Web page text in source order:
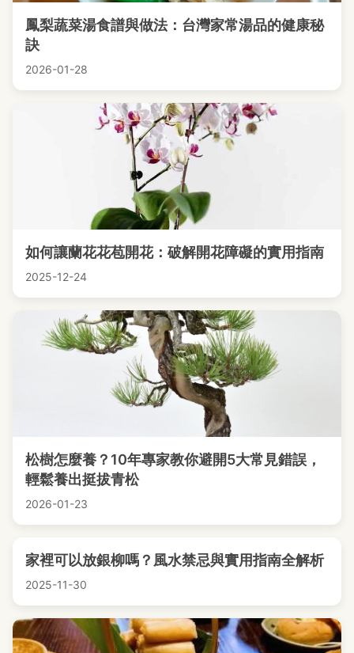
鳳梨蔬菜湯食譜與做法：台灣家常湯品的健康秘
訣
2026-01-28
如何讓蘭花花苞開花：破解開花障礙的實用指南
2025-12-24
松樹怎麼養？10年專家教你避開5大常見錯誤，
輕鬆養出挺拔青松
2026-01-23
家裡可以放銀柳嗎？風水禁忌與實用指南全解析
2025-11-30